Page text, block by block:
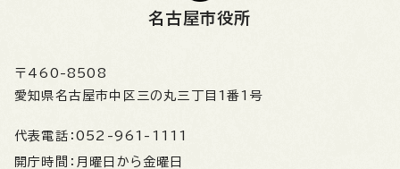
名古屋市役所
〒460-8508
愛知県名古屋市中区三の丸三丁目1番1号
代表電話： 052-961-1111
開庁時間： 月曜日から金曜日